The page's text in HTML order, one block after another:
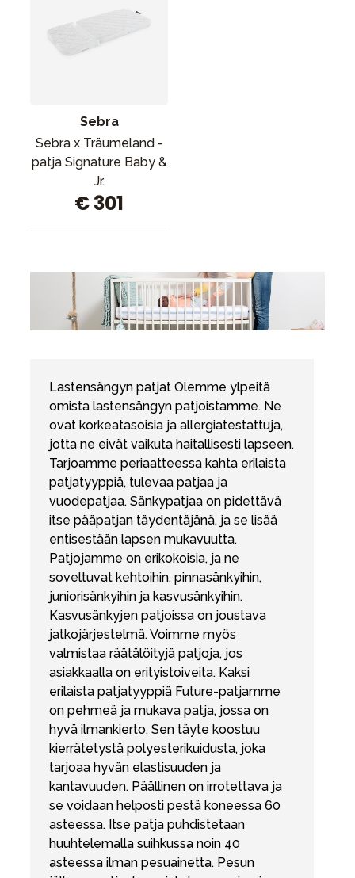
Sebra
Sebra x Träumeland -
patja Signature Baby &
Jr.
€ 301
Lastensängyn patjat Olemme ylpeitä
omista lastensängyn patjoistamme. Ne
ovat korkeatasoisia ja allergiatestattuja,
jotta ne eivät vaikuta haitallisesti lapseen.
Tarjoamme periaatteessa kahta erilaista
patjatyyppiä, tulevaa patjaa ja
vuodepatjaa. Sänkypatjaa on pidettävä
itse pääpatjan täydentäjänä, ja se lisää
entisestään lapsen mukavuutta.
Patjojamme on erikokoisia, ja ne
soveltuvat kehtoihin, pinnasänkyihin,
juniorisänkyihin ja kasvusänkyihin.
Kasvusänkyjen patjoissa on joustava
jatkojärjestelmä. Voimme myös
valmistaa räätälöityjä patjoja, jos
asiakkaalla on erityistoiveita. Kaksi
erilaista patjatyyppiä Future-patjamme
on pehmeä ja mukava patja, jossa on
hyvä ilmankierto. Sen täyte koostuu
kierrätetystä polyesterikuidusta, joka
tarjoaa hyvän elastisuuden ja
kantavuuden. Päällinen on irrotettava ja
se voidaan helposti pestä koneessa 60
asteessa. Itse patja puhdistetaan
huuhtelemalla suihkussa noin 40
asteessa ilman pesuainetta. Pesun